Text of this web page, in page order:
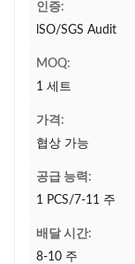
인증:
lSO/SGS Audit
MOQ:
1 세트
가격:
협상 가능
공급 능력:
1 PCS/7-11 주
배달 시간:
8-10 주